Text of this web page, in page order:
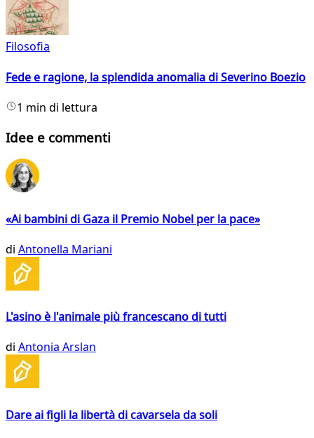
Filosofia
Fede e ragione, la splendida anomalia di Severino Boezio
1 min di lettura
Idee e commenti
«Ai bambini di Gaza il Premio Nobel per la pace»
di Antonella Mariani
L'asino è l'animale più francescano di tutti
di Antonia Arslan
Dare ai figli la libertà di cavarsela da soli